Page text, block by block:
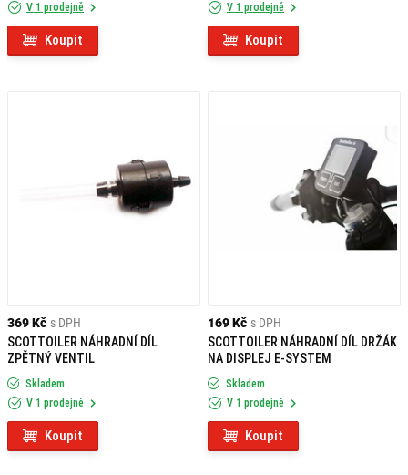
V 1 prodejně
Koupit
V 1 prodejně
Koupit
369 Kč s DPH
SCOTTOILER NÁHRADNÍ DÍL
ZPĚTNÝ VENTIL
Skladem
V 1 prodejně
Koupit
169 Kč s DPH
SCOTTOILER NÁHRADNÍ DÍL DRŽÁK
NA DISPLEJ E-SYSTEM
Skladem
V 1 prodejně
Koupit